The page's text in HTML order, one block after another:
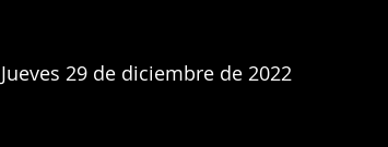
Jueves 29 de diciembre de 2022